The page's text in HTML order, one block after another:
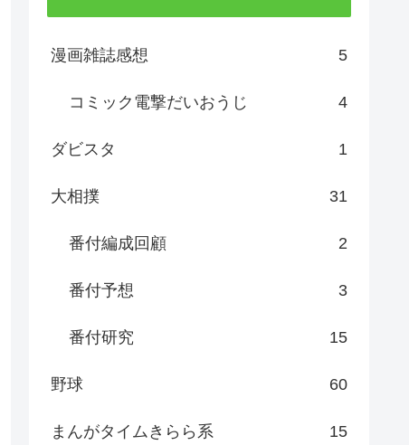
漫画雑誌感想 5
コミック電撃だいおうじ 4
ダビスタ 1
大相撲 31
番付編成回顧 2
番付予想 3
番付研究 15
野球 60
まんがタイムきらら系 15